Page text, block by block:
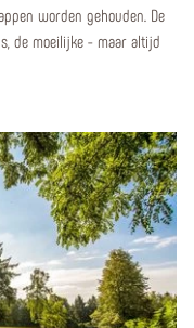
worden gehouden. De
de moeilijke - maar altijd